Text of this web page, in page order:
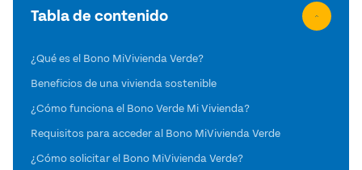
Tabla de contenido
¿Qué es el Bono MiVivienda Verde?
Beneficios de una vivienda sostenible
¿Cómo funciona el Bono Verde Mi Vivienda?
Requisitos para acceder al Bono MiVivienda Verde
¿Cómo solicitar el Bono MiVivienda Verde?